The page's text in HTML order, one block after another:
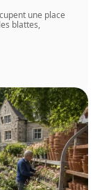
une place
blattes,